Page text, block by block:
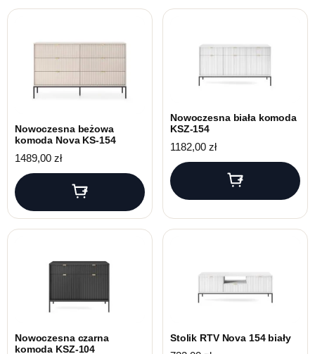
Nowoczesna beżowa
komoda Nova KS-154
1489,00 zł
Nowoczesna biała komoda
KSZ-154
1182,00 zł
Nowoczesna czarna
komoda KSZ-104
Stolik RTV Nova 154 biały